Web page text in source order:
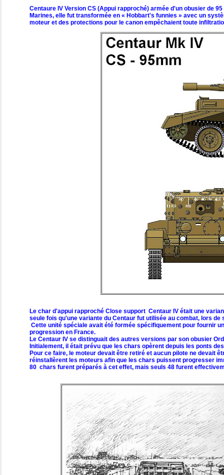
Centaure IV Version CS (Appui rapproché) armée d'un obusier de
Marines, elle fut transformée en « Hobbart's funnies » avec un
moteur et des protections pour le canon empêchaient toute
Le char d'appui rapproché Close support Centaur IV était une
seule fois qu'une variante du Centaur fut utilisée au combat, lors
Cette unité spéciale avait été formée spécifiquement pour fournir
progression en France.
Le Centaur IV se distinguait des autres versions par son obusier
Initialement, il était prévu que les chars opèrent depuis les ponts
Pour ce faire, le moteur devait être retiré et aucun pilote ne devait
réinstallèrent les moteurs afin que les chars puissent progresser
80 chars furent préparés à cet effet, mais seuls 48 furent